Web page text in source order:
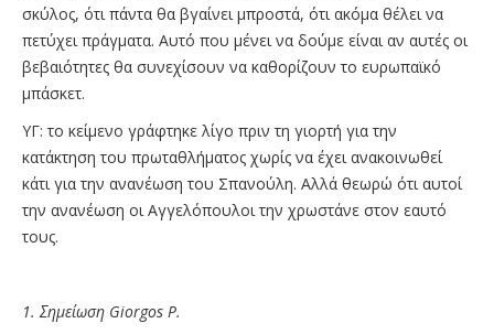
σκύλος, ότι πάντα θα βγαίνει μπροστά, ότι ακόμα θέλει να
πετύχει πράγματα. Αυτό που μένει να δούμε είναι αν αυτές οι
βεβαιότητες θα συνεχίσουν να καθορίζουν το ευρωπαϊκό
μπάσκετ.
ΥΓ: το κείμενο γράφτηκε λίγο πριν τη γιορτή για την
κατάκτηση του πρωταθλήματος χωρίς να έχει ανακοινωθεί
κάτι για την ανανέωση του Σπανούλη. Αλλά θεωρώ ότι αυτοί
την ανανέωση οι Αγγελόπουλοι την χρωστάνε στον εαυτό
τους.
1. Σημείωση Giorgos P.